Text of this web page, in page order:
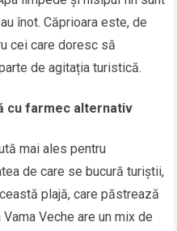
înot. Căprioara este, de
cei care doresc să
de agitația turistică.
cu farmec alternativ
mai ales pentru
de care se bucură turiștii,
plajă, care păstrează
Veche are un mix de